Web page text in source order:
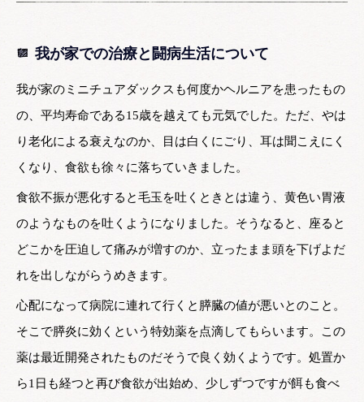
我が家での治療と闘病生活について
我が家のミニチュアダックスも何度かヘルニアを患ったもの
の、平均寿命である15歳を越えても元気でした。ただ、やは
り老化による衰えなのか、目は白くにごり、耳は聞こえにく
くなり、食欲も徐々に落ちていきました。
食欲不振が悪化すると毛玉を吐くときとは違う、黄色い胃液
のようなものを吐くようになりました。そうなると、座ると
どこかを圧迫して痛みが増すのか、立ったまま頭を下げよだ
れを出しながらうめきます。
心配になって病院に連れて行くと膵臓の値が悪いとのこと。
そこで膵炎に効くという特効薬を点滴してもらいます。この
薬は最近開発されたものだそうで良く効くようです。処置か
ら1日も経つと再び食欲が出始め、少しずつですが餌も食べ